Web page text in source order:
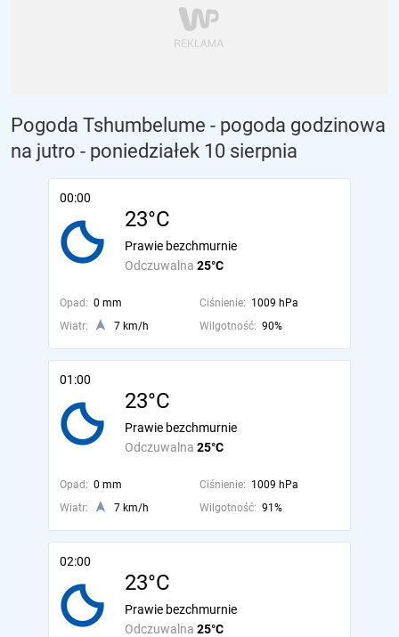
Pogoda Tshumbelume - pogoda godzinowa
na jutro - poniedziałek 10 sierpnia
00:00
23°C
Odczuwalna 25°C
Prawie bezchmurnie
Opad: 0 mm Ciśnienie: 1009 hPa
Wiatr:
7 km/h Wilgotność: 90%
01:00
23°C
Odczuwalna 25°C
Prawie bezchmurnie
Opad: 0 mm Ciśnienie: 1009 hPa
Wiatr:
7 km/h Wilgotność: 91%
02:00
23°C
Odczuwalna 25°C
Prawie bezchmurnie